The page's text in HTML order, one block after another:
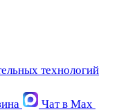
технологий
Чат в Max